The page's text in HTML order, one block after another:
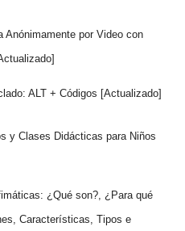
Anónimamente por Video con
ALT + Códigos [Actualizado]
y Clases Didácticas para Niños
¿Qué son?, ¿Para qué
Características, Tipos e